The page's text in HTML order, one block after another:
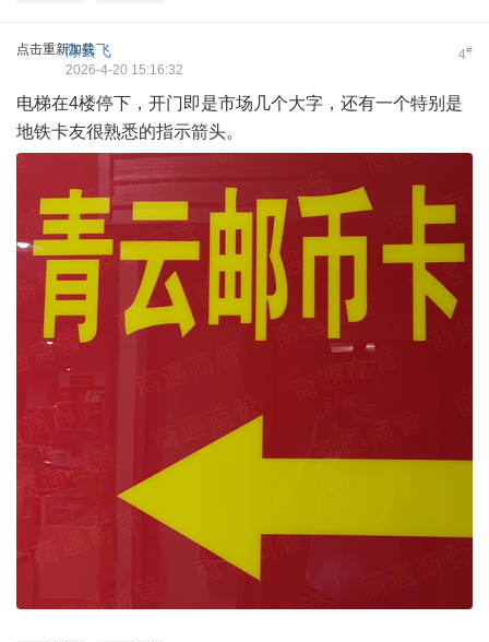
点击重新加载 4#
陈云飞
2026-4-20 15:16:32
电梯在4楼停下，开门即是市场几个大字，还有一个特别是
地铁卡友很熟悉的指示箭头。